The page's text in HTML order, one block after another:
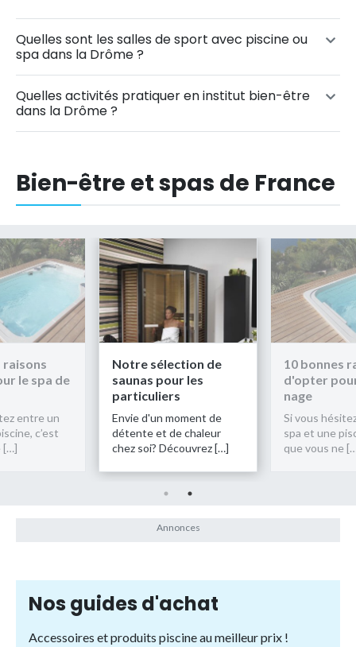
Quelles sont les salles de sport avec piscine ou
spa dans la Drôme ?
Quelles activités pratiquer en institut bien-être
dans la Drôme ?
Bien-être et spas de France
sélection de
pour les
d'un moment de
et de chaleur
soi? Découvrez […]
10 bonnes raisons
d'opter pour le spa de
nage
Si vous hésitez entre un
spa et une piscine, c’est
que vous ne […]
Nos guides d'achat
Accessoires et produits piscine au meilleur prix !